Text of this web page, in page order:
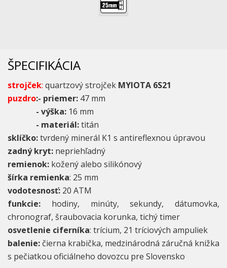
ŠPECIFIKÁCIA
strojček: quartzový strojček MYIOTA 6S21
puzdro:- priemer: 47 mm
- výška: 16 mm
- materiál:titán
sklíčko:tvrdený minerál K1 s antireflexnou úpravou
zadný kryt: nepriehľadný
remienok: kožený alebo silikónový
šírka remienka: 25 mm
vodotesnosť: 20 ATM
funkcie: hodiny, minúty, sekundy, dátumovka,
chronograf, šraubovacia korunka, tichý timer
osvetlenie ciferníka: trícium, 21 tríciových ampuliek
balenie: čierna krabička, medzinárodná záručná knižka
s pečiatkou oficiálneho dovozcu pre Slovensko